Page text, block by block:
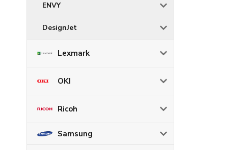
ENVY
DesignJet
Lexmark
OKI
Ricoh
Samsung